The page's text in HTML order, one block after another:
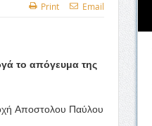
Print Email
το απόγευμα της
Αποστολου Παύλου